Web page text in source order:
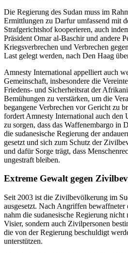
Die Regierung des Sudan muss im
Ermittlungen zu Darfur umfassend mit
Strafgerichtshof kooperieren, auch
Präsident Omar al-Baschir und andere
Kriegsverbrechen und Verbrechen
Last gelegt werden, nach Den Haag
Amnesty International appelliert auch
Gemeinschaft, insbesondere die
Friedens- und Sicherheitsrat der
Bemühungen zu verstärken, um die
begangene Verbrechen vor Gericht zu
fordert Amnesty International auch den
zu sorgen, dass das Waffenembargo in
die sudanesische Regierung der
gesetzt und sich zum Schutz der
und dafür Sorge trägt, dass
ungestraft bleiben.
Extreme Gewalt gegen
Seit 2003 ist die Zivilbevölkerung im
ausgesetzt. Nach Angriffen
nahm die sudanesische Regierung
Visier, sondern auch Zivilpersonen
die von der Regierung beschuldigt
unterstützen.